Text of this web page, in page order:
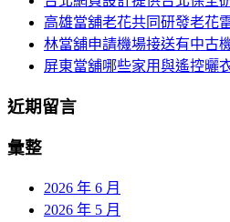
高雄當舖老花共同研發老花
林當舖申請機場接送有中古
屏東當舖哪些家用與遙控曬
近期留言
彙整
2026 年 6 月
2026 年 5 月